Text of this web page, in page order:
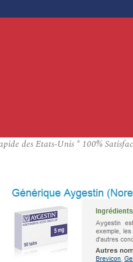
des Etats-Unis * 100%